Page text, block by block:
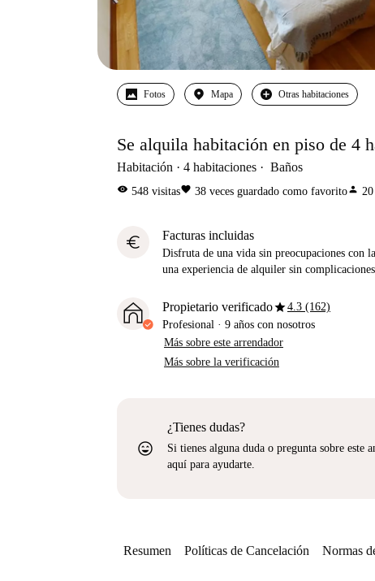
Fotos Mapa Otras habitaciones
Se alquila habitación en piso de 4
Habitación 4 habitaciones Baños
visibility 548 visitasfavorite 38 veces guardado como favoritoperson 20
euro Facturas incluidas
Disfruta de una vida sin preocupaciones con
una experiencia de alquiler sin
Propietario verificadostar4.3 (162)
Profesional · 9 años con nosotros
Más sobre este arrendador
Más sobre la verificación
sentiment_very_satisfied
¿Tienes dudas?
Si tienes alguna duda o pregunta sobre este
aquí para ayudarte.
Resumen Políticas de Cancelación Normas